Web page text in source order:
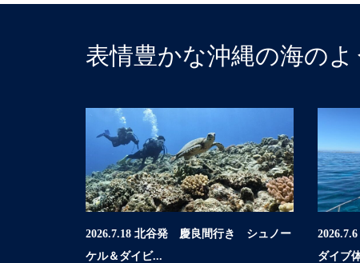
表情豊かな沖縄の海の
2026.7.18 北谷発 慶良間行き シュノー
ケル＆ダイビ...
ダイブ